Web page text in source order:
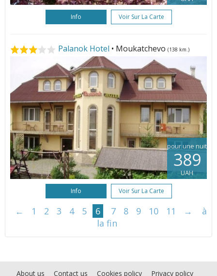
Info Voir Sur La Carte
Palanok Hotel • Moukatchevo (138 km.)
pour une nuit
389
UAH
Info Voir Sur La Carte
← 1 2 3 4 5 6 7 8 9 10 11 →
à
la fin
About us Contact us Cookies policy Privacy policy